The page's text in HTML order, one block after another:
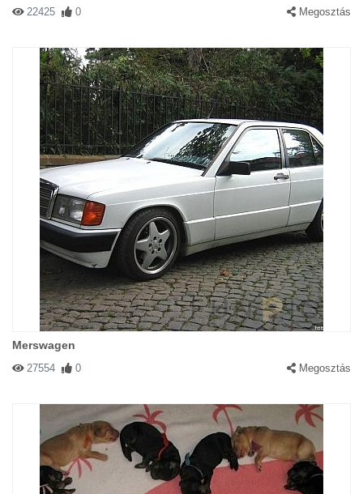
22425 0 Megosztás
Merswagen
27554 0 Megosztás